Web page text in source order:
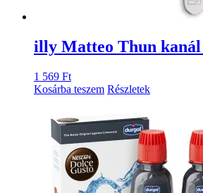
illy Matteo Thun kanál
1 569 Ft
Kosárba teszem Részletek